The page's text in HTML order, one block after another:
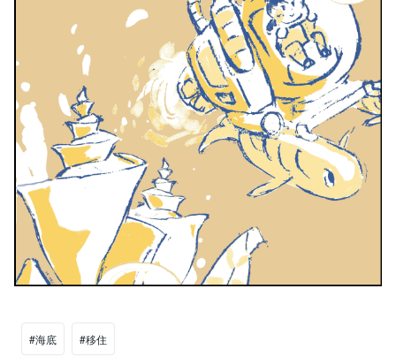
#海底 #移住